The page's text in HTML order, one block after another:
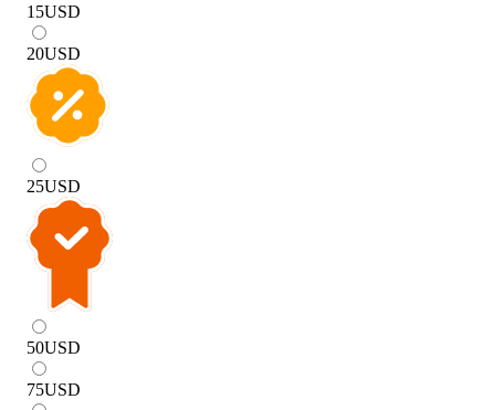
15USD
20USD
25USD
50USD
75USD